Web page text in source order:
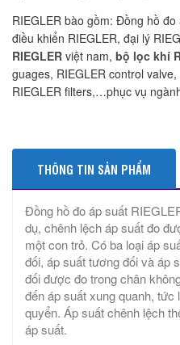
RIEGLER bào gồm: Đồng hồ
điều khiển RIEGLER, đại lý
RIEGLER việt nam, bộ lọc khí
guages, RIEGLER control
RIEGLER filters,…phục vụ
THÔNG TIN SẢN PHẨM
Đồng hồ đo áp suất
dụ, chênh lệch áp suất đo
một con trỏ. Có ba loại áp
đối, áp suất tương đối và áp
đối được đo trong chân
đến áp suất xung quanh,
quyển. Áp suất chênh lệch
áp suất.